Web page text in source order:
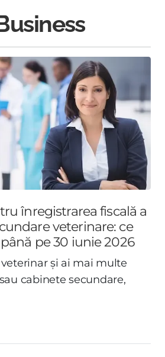
înregistrarea fiscală a
veterinare: ce
pe 30 iunie 2026
și ai mai multe
cabinete secundare,